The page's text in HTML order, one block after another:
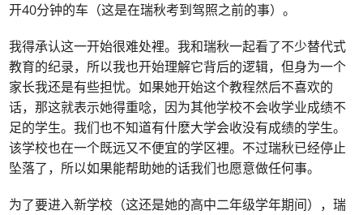
开40分钟的车（这是在瑞秋考到驾照之前的事）。
我得承认这一开始很难处裡。我和瑞秋一起看了不少替代式
教育的纪录，所以我也开始理解它背后的逻辑，但身为一个
家长我还是有些担忧。如果她开始这个教程然后不喜欢的
话，那这就表示她得重唸，因为其他学校不会收学业成绩不
足的学生。我们也不知道有什麽大学会收没有成绩的学生。
该学校也在一个既远又不便宜的学区裡。不过瑞秋已经停止
坠落了，所以如果能帮助她的话我们也愿意做任何事。
为了要进入新学校（这还是她的高中二年级学年期间），瑞